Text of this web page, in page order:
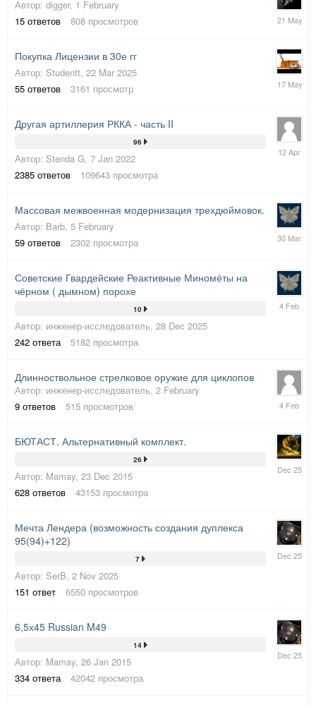
Автор: digger, 1 February
15 ответов 808 просмотров
21
Покупка Лицензии в 30е гг
Автор: Studentt, 22 Mar 2025
55 ответов 3161 просмотр
17
Другая артиллерия РККА - часть II
96
Автор: Stenda G, 7 Jan 2022
2385 ответов 109643 просмотра
12
April
Массовая межвоенная модернизация трехдюймовок.
Автор: Barb, 5 February
59 ответов 2302 просмотра
30
Советские Гвардейские Реактивные Миномёты на
чёрном ( дымном) порохе
10
Автор: инженер-исследователь, 28 Dec 2025
242 ответа 5182 просмотра
4
Длинноствольное стрелковое оружие для циклопов
Автор: инженер-исследователь, 2 February
9 ответов 515 просмотров
4
БЮТАСТ. Альтернативный комплект.
26
Автор: Mamay, 23 Dec 2015
628 ответов 43153 просмотра
21
Мечта Лендера (возможность создания дуплекса
95(94)+122)
7
Автор: SerB, 2 Nov 2025
151 ответ 6550 просмотров
14
6,5х45 Russian M49
14
Автор: Mamay, 26 Jan 2015
334 ответа 42042 просмотра
6